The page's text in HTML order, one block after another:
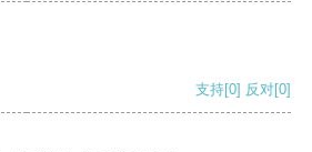
支持[0] 反对[0]